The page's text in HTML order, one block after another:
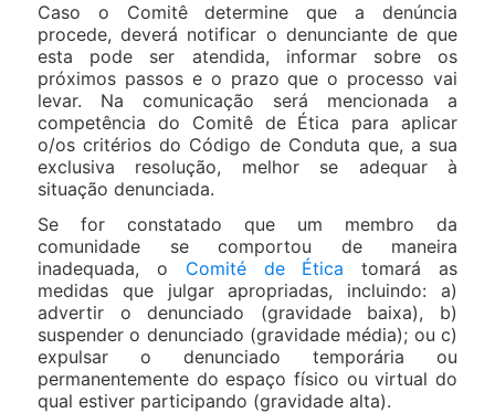
Caso o Comitê determine que a denúncia
procede, deverá notificar o denunciante de que
esta pode ser atendida, informar sobre os
próximos passos e o prazo que o processo vai
levar. Na comunicação será mencionada a
competência do Comitê de Ética para aplicar
o/os critérios do Código de Conduta que, a sua
exclusiva resolução, melhor se adequar à
situação denunciada.
Se for constatado que um membro da
comunidade se comportou de maneira
inadequada, o Comité de Éticatomará as
medidas que julgar apropriadas, incluindo: a)
advertir o denunciado (gravidade baixa), b)
suspender o denunciado (gravidade média); ou c)
expulsar o denunciado temporária ou
permanentemente do espaço físico ou virtual do
qual estiver participando (gravidade alta).